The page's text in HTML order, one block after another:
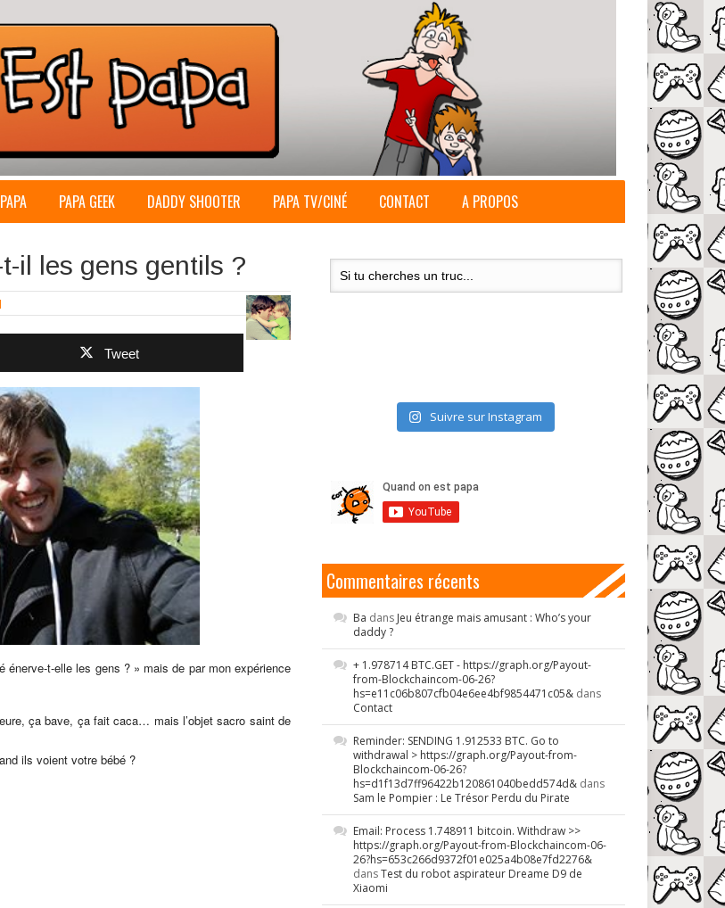
PAPA GEEK DADDY SHOOTER PAPA TV/CINÉ CONTACT A PROPOS
il les gens gentils ?
Tweet
énerve-t-elle les gens ? » mais de par mon expérience
ça bave, ça fait caca… mais l’objet sacro saint de
ils voient votre bébé ?
Suivre sur Instagram
Commentaires récents
Ba dans Jeu étrange mais amusant : Who’s your
daddy ?
+ 1.978714 BTC.GET - https://graph.org/Payout-
from-Blockchaincom-06-26?
hs=e11c06b807cfb04e6ee4bf9854471c05& dans
Contact
Reminder: SENDING 1.912533 BTC. Go to
withdrawal > https://graph.org/Payout-from-
Blockchaincom-06-26?
hs=d1f13d7ff96422b120861040bedd574d& dans
Sam le Pompier : Le Trésor Perdu du Pirate
Email: Process 1.748911 bitcoin. Withdraw >>
https://graph.org/Payout-from-Blockchaincom-06-
26?hs=653c266d9372f01e025a4b08e7fd2276&
dansTest du robot aspirateur Dreame D9 de
Xiaomi